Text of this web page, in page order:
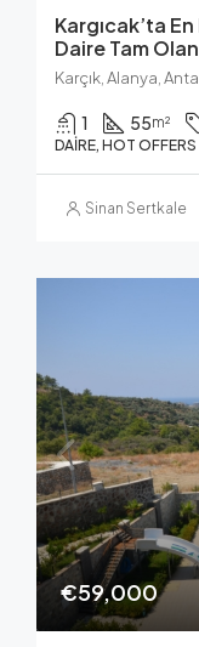
Kargıcak’ta
Daire Tam
Karçık, Alanya,
1 55m²
DAIRE, HOT OFFERS
Sinan Sertkale
€59,000